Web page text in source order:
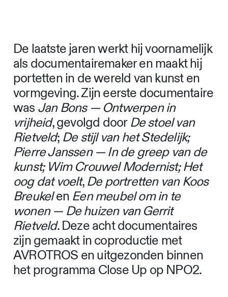
De laatste jaren werkt hij voornamelijk
als documentairemaker en maakt hij
portetten in de wereld van kunst en
vormgeving. Zijn eerste documentaire
was Jan Bons — Ontwerpen in
vrijheid, gevolgd doorDe stoel van
Rietveld; De stijl van het Stedelijk;
Pierre Janssen — In de greep van de
kunst; Wim Crouwel Modernist; Het
oog dat voelt,De portretten van Koos
Breukelen Een meubel om in te
wonen — De huizen van Gerrit
Rietveld. Deze acht documentaires
zijn gemaakt in coproductie met
AVROTROS en uitgezonden binnen
het programma Close Up op NPO2.